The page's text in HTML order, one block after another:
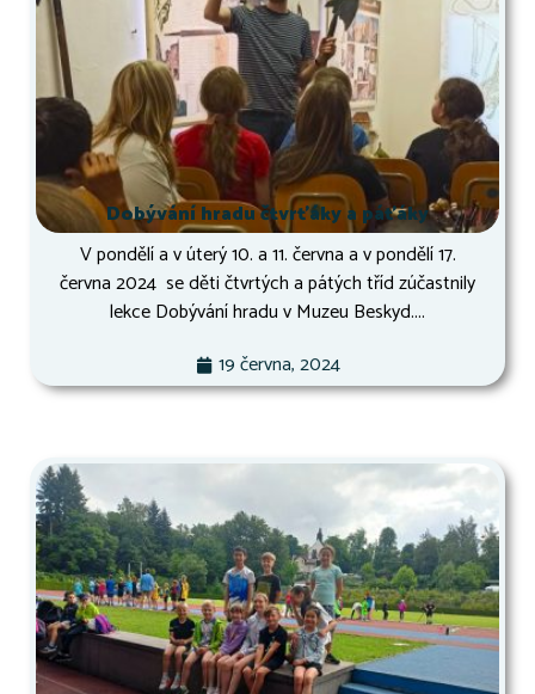
Dobývání hradu čtvrťáky a páťáky
V pondělí a v úterý 10. a 11. června a v pondělí 17.
června 2024 se děti čtvrtých a pátých tříd zúčastnily
lekce Dobývání hradu v Muzeu Beskyd....
19 června, 2024